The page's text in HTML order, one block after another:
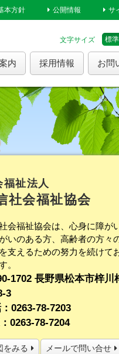
本方針 公開情報 サ
文字サイズ 標準
お問
採用情報
内
福祉法人
社会福祉協会
会福祉協会は、心身に障が
いのある方、高齢者の方々
支えるための努力を続けて
。
1702 長野県松本市梓川
3
0263-78-7203
0263-78-7204
をみる メールで問い合せ